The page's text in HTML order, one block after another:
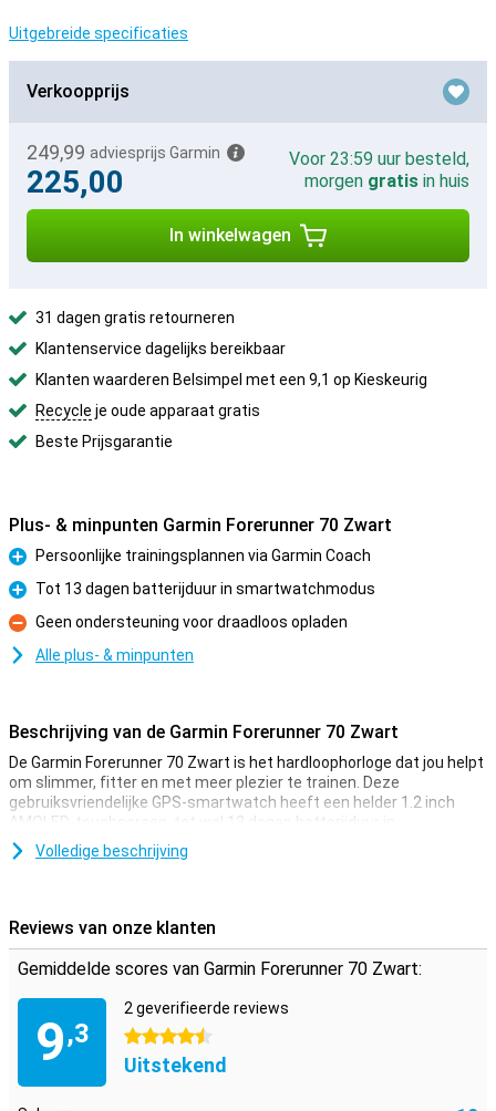
Uitgebreide specificaties
Verkoopprijs
249,99 adviesprijs Garmin
225,00
Voor 23:59 uur besteld,
morgen gratis in huis
In winkelwagen
31 dagen gratis retourneren
Klantenservice dagelijks bereikbaar
Klanten waarderen Belsimpel met een 9,1 op Kieskeurig
Recycle je oude apparaat gratis
Beste Prijsgarantie
Plus- & minpunten Garmin Forerunner 70 Zwart
Pluspunt
Persoonlijke trainingsplannen via Garmin Coach
Pluspunt
Tot 13 dagen batterijduur in smartwatchmodus
Minpunt
Geen ondersteuning voor draadloos opladen
Alle plus- & minpunten
Beschrijving van de Garmin Forerunner 70 Zwart
De Garmin Forerunner 70 Zwart is het hardloophorloge dat jou helpt
om slimmer, fitter en met meer plezier te trainen. Deze
gebruiksvriendelijke GPS-smartwatch heeft een helder 1.2 inch
AMOLED-touchscreen, tot wel 13 dagen batterijduur in
smartwatchmodus, ingebouwde GPS, hartslagmeting aan de pols,
meer dan 80 sportapps, persoonlijke Garmin Coach-
begeleiding voor hardlopen, wandelen, fitness en herstel.
Train met Garmin Coach
Met de Garmin Forerunner 70 haal je meer uit elke training. De Daily
Suggested Workouts geven je elke dag een passende workout op
basis van je prestaties en herstel. Loop je net je eerste kilometers
of train je voor een wedstrijd? Garmin Coach past je trainingsplan
dagelijks aan op je gezondheid, conditie en doelen. Je kiest zelf of
Volledige beschrijving
Reviews van onze klanten
Gemiddelde scores van Garmin Forerunner 70 Zwart:
9,3
2 geverifieerde reviews
4.5 sterren
Uitstekend